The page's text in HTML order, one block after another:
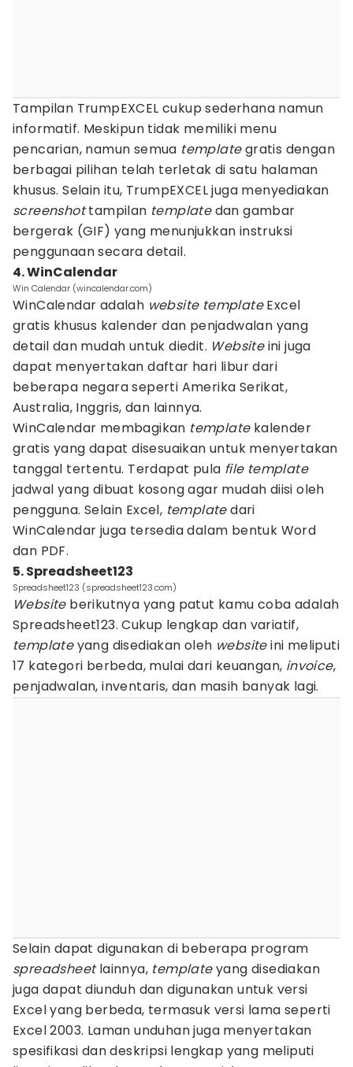
Tampilan TrumpEXCEL cukup sederhana namun
informatif. Meskipun tidak memiliki menu
pencarian, namun semua templategratis dengan
berbagai pilihan telah terletak di satu halaman
khusus. Selain itu, TrumpEXCEL juga menyediakan
screenshottampilan templatedan gambar
bergerak (GIF) yang menunjukkan instruksi
penggunaan secara detail.
4. WinCalendar
Win Calendar (wincalendar.com)
WinCalendar adalah website templateExcel
gratis khusus kalender dan penjadwalan yang
detail dan mudah untuk diedit. Websiteini juga
dapat menyertakan daftar hari libur dari
beberapa negara seperti Amerika Serikat,
Australia, Inggris, dan lainnya.
WinCalendar membagikan templatekalender
gratis yang dapat disesuaikan untuk menyertakan
tanggal tertentu. Terdapat pula file template
jadwal yang dibuat kosong agar mudah diisi oleh
pengguna. Selain Excel, templatedari
WinCalendar juga tersedia dalam bentuk Word
dan PDF.
5. Spreadsheet123
Spreadsheet123 (spreadsheet123.com)
Websiteberikutnya yang patut kamu coba adalah
Spreadsheet123. Cukup lengkap dan variatif,
templateyang disediakan oleh websiteini meliputi
17 kategori berbeda, mulai dari keuangan, invoice,
penjadwalan, inventaris, dan masih banyak lagi.
Selain dapat digunakan di beberapa program
spreadsheetlainnya, templateyang disediakan
juga dapat diunduh dan digunakan untuk versi
Excel yang berbeda, termasuk versi lama seperti
Excel 2003. Laman unduhan juga menyertakan
spesifikasi dan deskripsi lengkap yang meliputi